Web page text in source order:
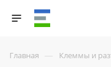
Главная — Клеммы и